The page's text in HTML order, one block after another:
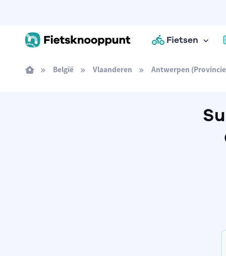
Fietsen
België Vlaanderen Antwerpen